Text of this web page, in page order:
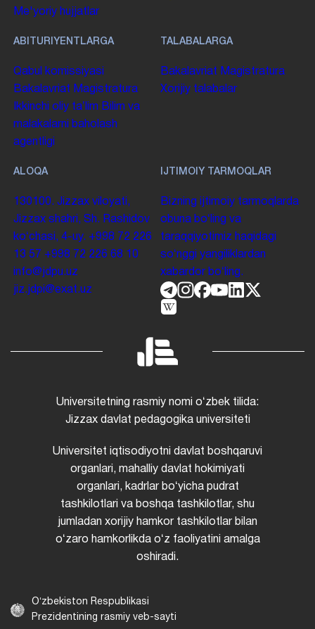
Me'yoriy hujjatlar
ABITURIYENTLARGA
Qabul komissiyasi
Bakalavriat Magistratura
Ikkinchi oliy taʼlim Bilim va
malakalarni baholash
agentligi
TALABALARGA
Bakalavriat Magistratura
Xorijiy talabalar
ALOQA
130100. Jizzax viloyati,
Jizzax shahri, Sh. Rashidov
koʻchasi, 4-uy. +998 72 226
13 57 +998 72 226 68 10
info@jdpu.uz
jiz.jdpi@exat.uz
IJTIMOIY TARMOQLAR
Bizning ijtimoiy tarmoqlarda
obuna boʻling va
taraqqiyotimiz haqidagi
soʻnggi yangiliklardan
xabardor boʻling.
Universitetning rasmiy nomi oʻzbek tilida:
Jizzax davlat pedagogika universiteti
Universitet iqtisodiyotni davlat boshqaruvi
organlari, mahalliy davlat hokimiyati
organlari, kadrlar boʻyicha pudrat
tashkilotlari va boshqa tashkilotlar, shu
jumladan xorijiy hamkor tashkilotlar bilan
oʻzaro hamkorlikda oʻz faoliyatini amalga
oshiradi.
Oʻzbekiston Respublikasi
Prezidentining rasmiy veb-sayti